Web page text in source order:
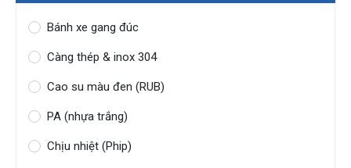
Bánh xe gang đúc
Càng thép & inox 304
Cao su màu đen (RUB)
PA (nhựa trắng)
Chịu nhiệt (Phip)